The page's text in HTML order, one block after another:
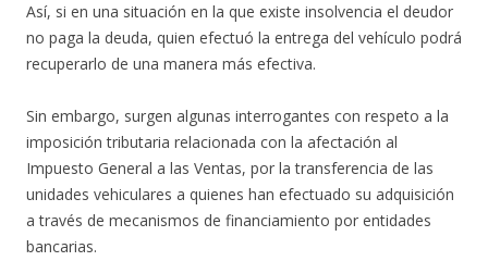
Así, si en una situación en la que existe insolvencia el deudor
no paga la deuda, quien efectuó la entrega del vehículo podrá
recuperarlo de una manera más efectiva.
Sin embargo, surgen algunas interrogantes con respeto a la
imposición tributaria relacionada con la afectación al
Impuesto General a las Ventas, por la transferencia de las
unidades vehiculares a quienes han efectuado su adquisición
a través de mecanismos de financiamiento por entidades
bancarias.